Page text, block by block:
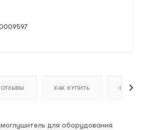
ОТЗЫВЫ КАК КУПИТЬ ОПЛАТА
для оборудования